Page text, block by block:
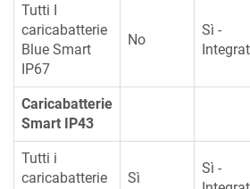
Tutti I
caricabatterie
Blue Smart
IP67
No
Sì -
Caricabatterie
Smart IP43
Tutti i
caricabatterie
Sì
Sì -